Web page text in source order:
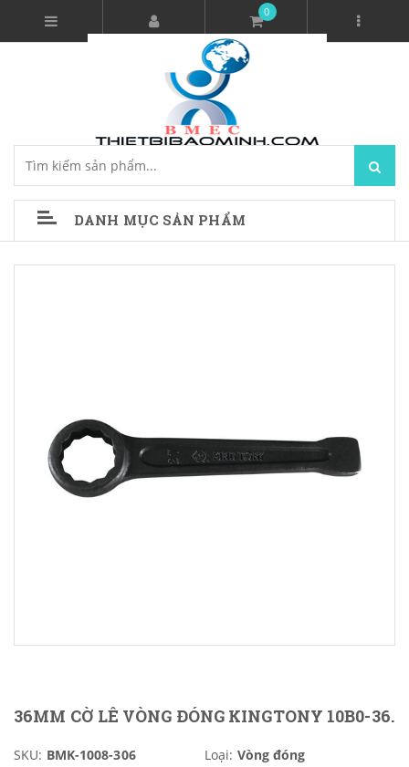
0
DANH MỤC SẢN PHẨM
36MM CỜ LÊ VÒNG ĐÓNG KINGTONY 10B0-36.
SKU: BMK-1008-306 Loại: Vòng đóng